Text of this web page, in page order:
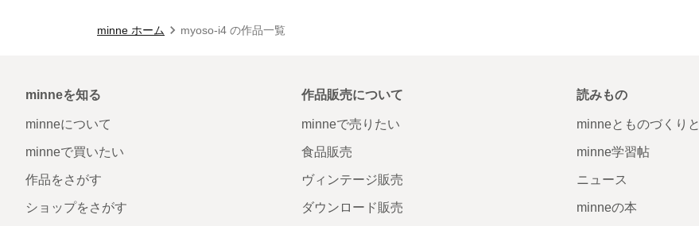
minne ホーム myoso-i4 の作品一覧
minneを知る
minneについて
minneで買いたい
作品をさがす
ショップをさがす
作品販売について
minneで売りたい
食品販売
ヴィンテージ販売
ダウンロード販売
読みもの
minneとものづくりと
minne学習帖
ニュース
minneの本